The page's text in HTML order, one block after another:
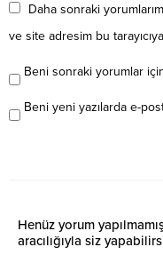
Daha sonraki
ve site adresim bu
Beni sonraki yorumlar
Beni yeni yazılarda e-
Henüz yorum
aracılığıyla siz